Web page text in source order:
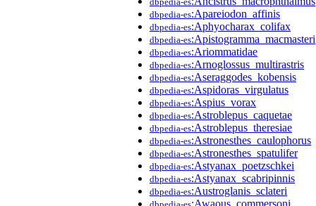
dbpedia-es:Apareiodon_affinis
dbpedia-es:Aphyocharax_colifax
dbpedia-es:Apistogramma_macmasteri
dbpedia-es:Ariommatidae
dbpedia-es:Arnoglossus_multirastris
dbpedia-es:Aseraggodes_kobensis
dbpedia-es:Aspidoras_virgulatus
dbpedia-es:Aspius_vorax
dbpedia-es:Astroblepus_caquetae
dbpedia-es:Astroblepus_theresiae
dbpedia-es:Astronesthes_caulophorus
dbpedia-es:Astronesthes_spatulifer
dbpedia-es:Astyanax_poetzschkei
dbpedia-es:Astyanax_scabripinnis
dbpedia-es:Austroglanis_sclateri
:Awaous_commersoni